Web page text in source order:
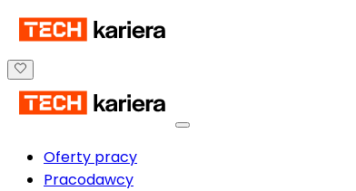
Oferty pracy
Pracodawcy